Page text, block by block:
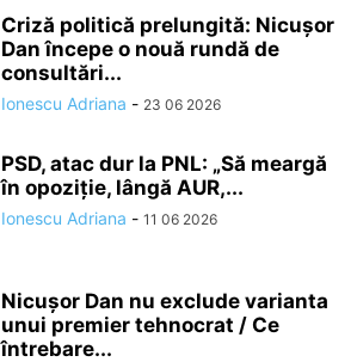
Criză politică prelungită: Nicușor
Dan începe o nouă rundă de
consultări...
Ionescu Adriana - 23 06 2026
PSD, atac dur la PNL: „Să meargă
în opoziție, lângă AUR,...
Ionescu Adriana - 11 06 2026
Nicușor Dan nu exclude varianta
unui premier tehnocrat / Ce
întrebare...